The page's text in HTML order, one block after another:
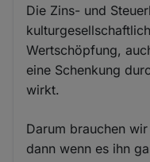
Die Zins- und
Wertschöpfung,
eine Schenkung
wirkt.
Darum brauchen
dann wenn es ihn